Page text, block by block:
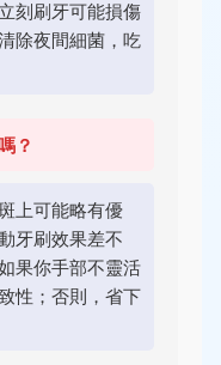
刻刷牙可能損傷
除夜間細菌，吃
？
上可能略有優
牙刷效果差不
果你手部不靈活
性；否則，省下